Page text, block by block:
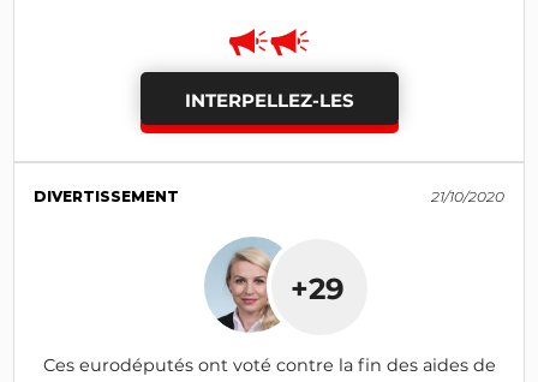
INTERPELLEZ-LES
DIVERTISSEMENT 21/10/2020
+29
Ces eurodéputés ont voté contre la fin des aides de